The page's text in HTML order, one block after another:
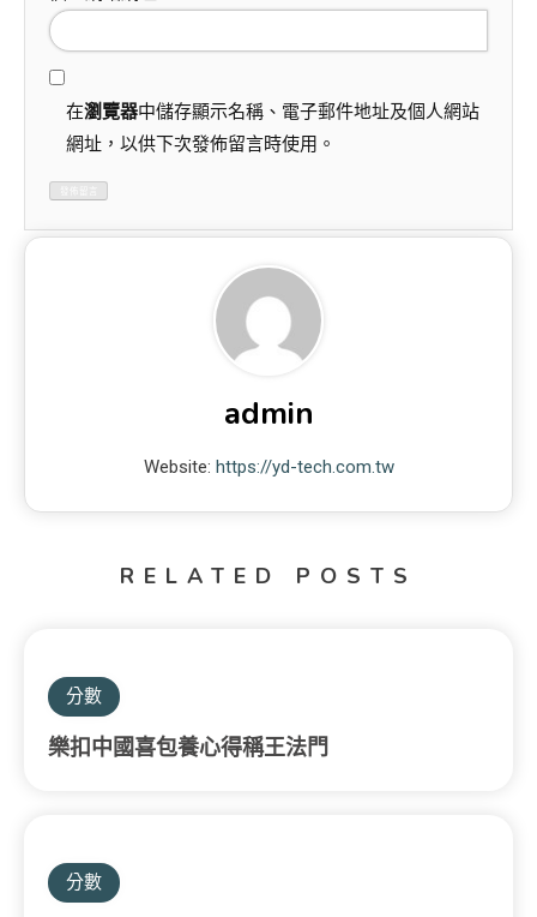
在瀏覽器中儲存顯示名稱、電子郵件地址及個人網站
網址，以供下次發佈留言時使用。
admin
Website: https://yd-tech.com.tw
RELATED POSTS
分數
樂扣中國喜包養心得稱王法門
分數